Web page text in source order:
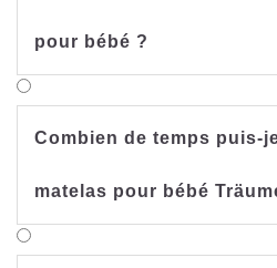
pour bébé ?
Combien de temps puis-
matelas pour bébé